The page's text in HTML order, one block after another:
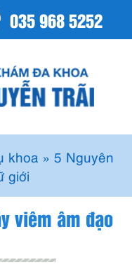
035 968 5252
khoa » 5 Nguyên
giới
viêm âm đạo